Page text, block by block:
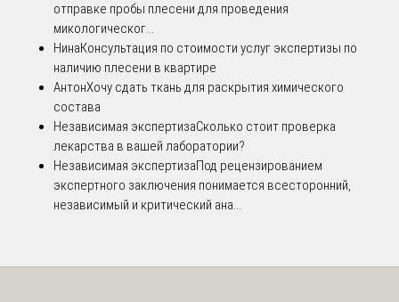
отправке пробы плесени для проведения
микологическог...
НинаКонсультация по стоимости услуг экспертизы по
наличию плесени в квартире
АнтонХочу сдать ткань для раскрытия химического
состава
Независимая экспертизаСколько стоит проверка
лекарства в вашей лаборатории?
Независимая экспертизаПод рецензированием
экспертного заключения понимается всесторонний,
независимый и критический ана...